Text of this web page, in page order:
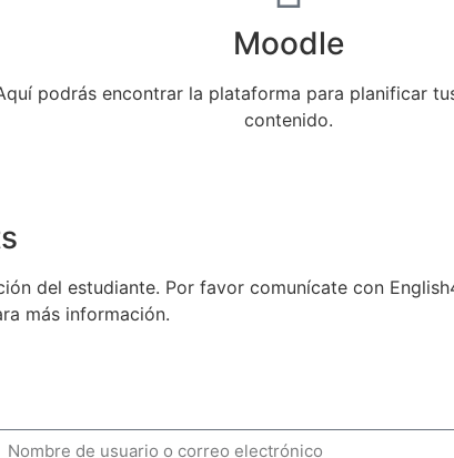
Moodle
podrás encontrar la plataforma para planificar
contenido.
del estudiante. Por favor comunícate con
más información.